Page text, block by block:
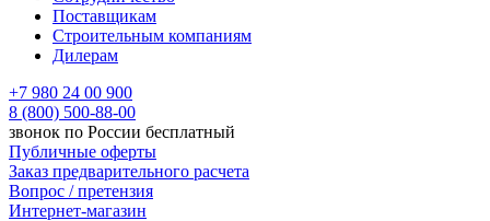
Поставщикам
Строительным компаниям
Дилерам
+7 980 24 00 900
8 (800) 500-88-00
звонок по России бесплатный
Публичные оферты
Заказ предварительного расчета
Вопрос / претензия
Интернет-магазин